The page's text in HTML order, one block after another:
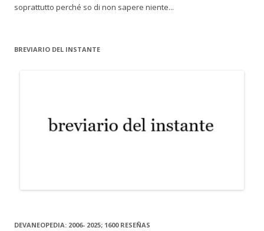
soprattutto perché so di non sapere niente...
BREVIARIO DEL INSTANTE
DEVANEOPEDIA: 2006- 2025; 1600 RESEÑAS